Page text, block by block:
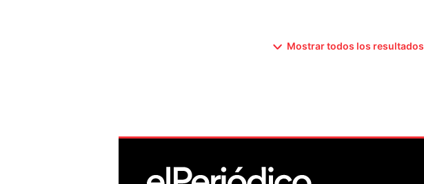
Mostrar todos los resultados